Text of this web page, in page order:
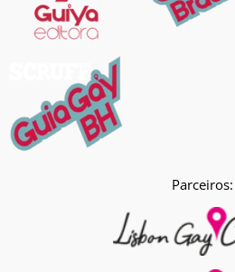
Parceiros: